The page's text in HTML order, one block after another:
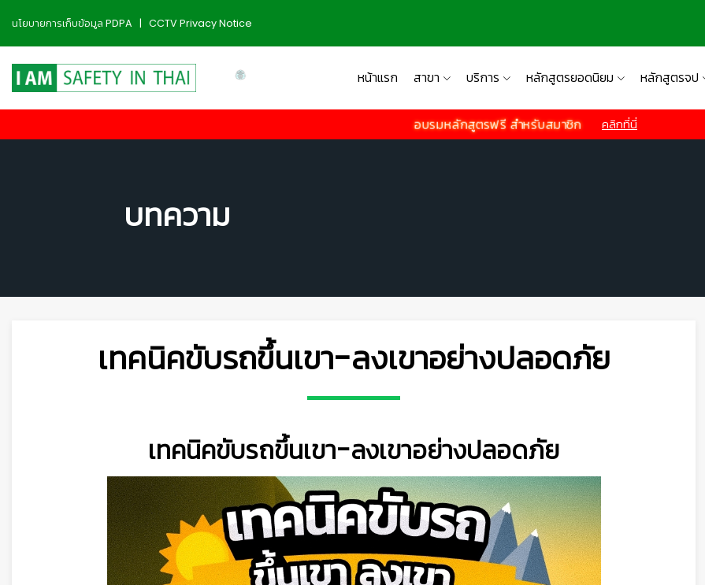
นโยบายการเก็บข้อมูล PDPA | CCTV Privacy Notice
หน้าแรก สาขา บริการ หลักสูตรยอดนิยม หลักสูตรจป
อบรมหลักสูตรฟรี สำหรับสมาชิก คลิกที่นี่
👷
บทความ
เทคนิคขับรถขึ้นเขา-ลงเขาอย่างปลอดภัย
เทคนิคขับรถขึ้นเขา-ลงเขาอย่างปลอดภัย